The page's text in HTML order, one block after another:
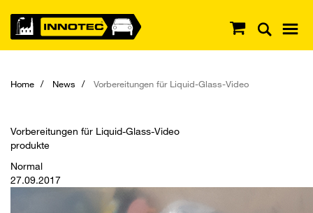
Home News Vorbereitungen für Liquid-Glass-Video
Vorbereitungen für Liquid-Glass-Video
produkte
Normal
27.09.2017